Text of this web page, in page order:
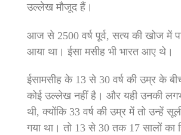
उल्‍लेख मौजूद हैं।
आज से 2500 वर्ष पूर्व, सत्‍य की खोज में
आया था। ईसा मसीह भी भारत आए थे।
ईसामसीह के 13 से 30 वर्ष की उम्र के
कोई उल्‍लेख नहीं है। और यही उनकी
थी, क्‍योंकि 33 वर्ष की उम्र में तो उन्‍हें
गया था। तो 13 से 30 तक 17 सालों का